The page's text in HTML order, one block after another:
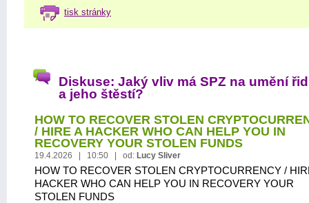
tisk stránky
Diskuse: Jaký vliv má SPZ na umění
a jeho štěstí?
HOW TO RECOVER STOLEN
/ HIRE A HACKER WHO CAN HELP YOU IN
RECOVERY YOUR STOLEN FUNDS
19.4.2026 | 10:50 | od: Lucy Sliver
HOW TO RECOVER STOLEN CRYPTOCURRENCY /
HACKER WHO CAN HELP YOU IN RECOVERY YOUR
STOLEN FUNDS